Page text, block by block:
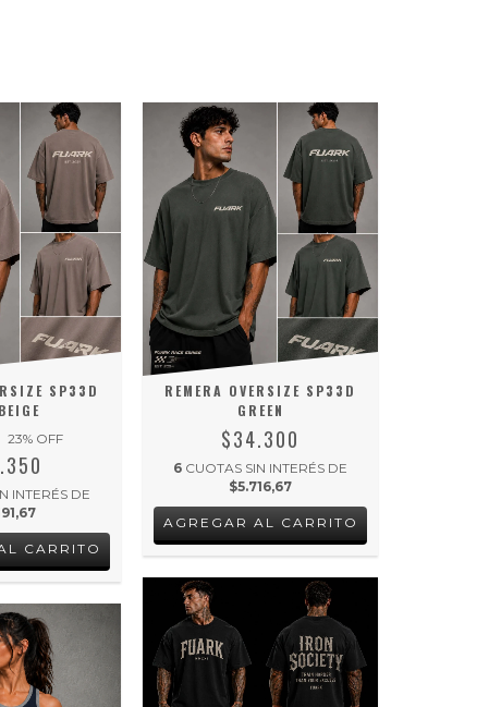
SP33D
23% OFF
INTERÉS DE
CARRITO
REMERA OVERSIZE SP33D
GREEN
$34.300
6 CUOTAS SIN INTERÉS DE
$5.716,67
AGREGAR AL CARRITO